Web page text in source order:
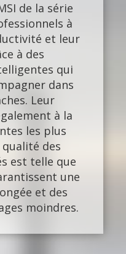
de la série
à
et leur
à des
qui
dans
Leur
à la
les plus
des
est telle que
une
et des
moindres.